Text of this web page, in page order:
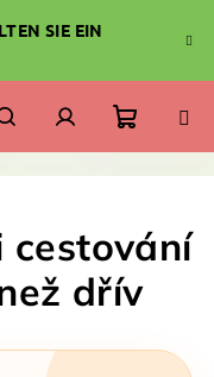
SIE EIN
SuchenLogin
cestování
dřív